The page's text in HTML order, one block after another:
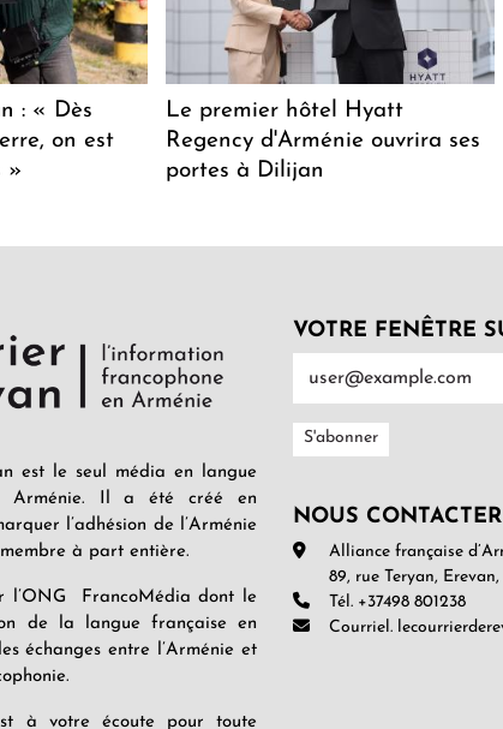
: « Dès
on est
»
Le premier hôtel Hyatt
Regency d'Arménie ouvrira ses
portes à Dilijan
est le seul média en langue
Arménie. Il a été créé en
l’adhésion de l’Arménie
à part entière.
l’ONG FrancoMédia dont le
de la langue française en
échanges entre l’Arménie et
à votre écoute pour toute
VOTRE FENÊTRE
NOUS CONTACTER
Alliance française
89, rue Teryan,
Tél. +37498 801238
Courriel.